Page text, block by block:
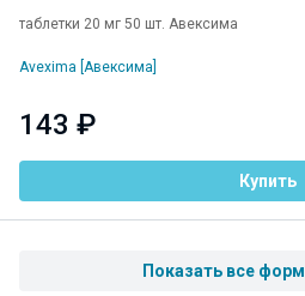
таблетки 20 мг 50 шт. Авексима
Avexima [Авексима]
143 ₽
Купить
Показать все